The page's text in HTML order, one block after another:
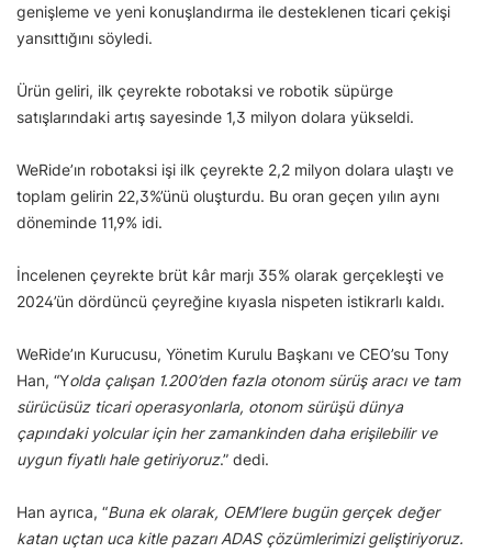
genişleme ve yeni konuşlandırma ile desteklenen ticari çekişi
yansıttığını söyledi.
Ürün geliri, ilk çeyrekte robotaksi ve robotik süpürge
satışlarındaki artış sayesinde 1,3 milyon dolara yükseldi.
WeRide’ın robotaksi işi ilk çeyrekte 2,2 milyon dolara ulaştı ve
toplam gelirin 22,3%’ünü oluşturdu. Bu oran geçen yılın aynı
döneminde 11,9% idi.
İncelenen çeyrekte brüt kâr marjı 35% olarak gerçekleşti ve
2024’ün dördüncü çeyreğine kıyasla nispeten istikrarlı kaldı.
WeRide’ın Kurucusu, Yönetim Kurulu Başkanı ve CEO’su Tony
Han, “Yolda çalışan 1.200’den fazla otonom sürüş aracı ve tam
sürücüsüz ticari operasyonlarla, otonom sürüşü dünya
çapındaki yolcular için her zamankinden daha erişilebilir ve
uygun fiyatlı hale getiriyoruz.” dedi.
Han ayrıca, “Buna ek olarak, OEM’lere bugün gerçek değer
katan uçtan uca kitle pazarı ADAS çözümlerimizi geliştiriyoruz.